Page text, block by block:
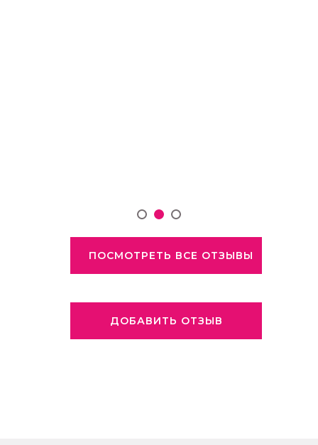
ПОСМОТРЕТЬ ВСЕ ОТЗЫВЫ
ДОБАВИТЬ ОТЗЫВ